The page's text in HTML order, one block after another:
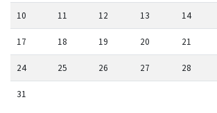
10 11 12 13 14
17 18 19 20 21
24 25 26 27 28
31